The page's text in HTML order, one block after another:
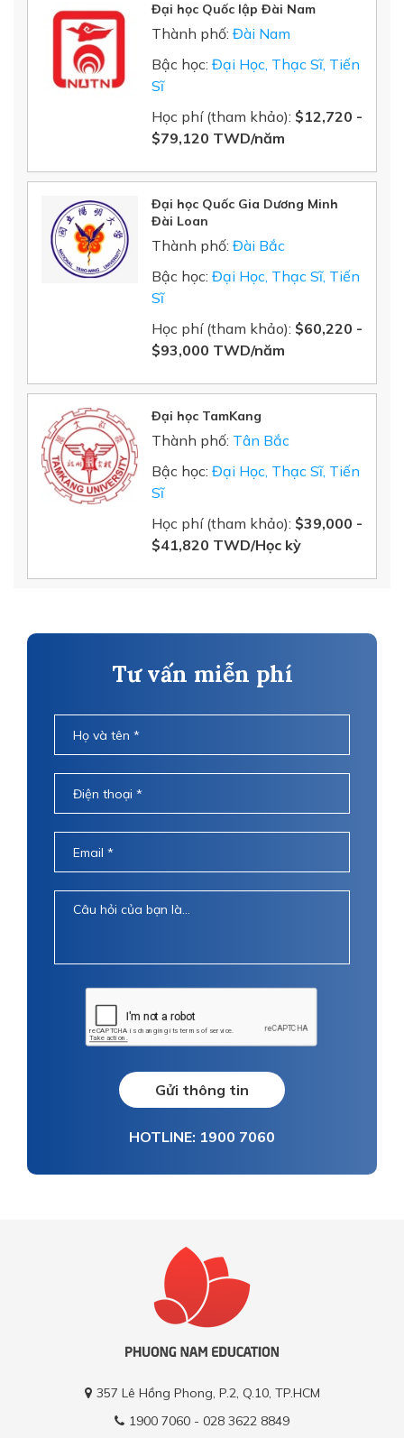
Đại học Quốc lập Đài Nam
Thành phố: Đài Nam
Bậc học: Đại Học, Thạc Sĩ, Tiến
Sĩ
Học phí (tham khảo): $12,720 -
$79,120 TWD/năm
Đại học Quốc Gia Dương Minh
Đài Loan
Thành phố: Đài Bắc
Bậc học: Đại Học, Thạc Sĩ, Tiến
Sĩ
Học phí (tham khảo): $60,220 -
$93,000 TWD/năm
Đại học TamKang
Thành phố: Tân Bắc
Bậc học: Đại Học, Thạc Sĩ, Tiến
Sĩ
Học phí (tham khảo): $39,000 -
$41,820 TWD/Học kỳ
Tư vấn miễn phí
Gửi thông tin
HOTLINE: 1900 7060
357 Lê Hồng Phong, P.2, Q.10, TP.HCM
1900 7060 - 028 3622 8849